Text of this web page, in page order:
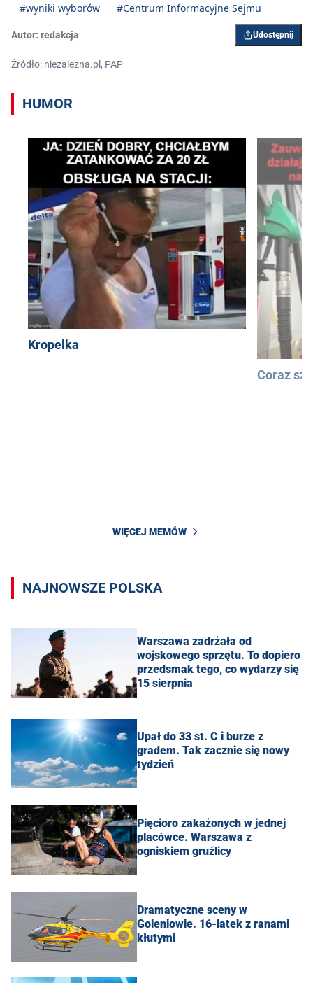
#wyniki wyborów #Centrum Informacyjne Sejmu
Autor: redakcja Udostępnij
Źródło: niezalezna.pl, PAP
HUMOR
Kropelka
Coraz
WIĘCEJ MEMÓW
NAJNOWSZE POLSKA
Warszawa zadrżała od
wojskowego sprzętu. To dopiero
przedsmak tego, co wydarzy się
15 sierpnia
Upał do 33 st. C i burze z
gradem. Tak zacznie się nowy
tydzień
Pięcioro zakażonych w jednej
placówce. Warszawa z
ogniskiem gruźlicy
Dramatyczne sceny w
Goleniowie. 16-latek z ranami
kłutymi